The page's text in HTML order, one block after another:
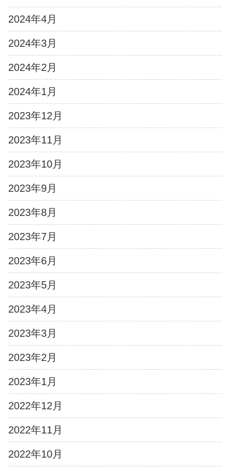
2024年4月
2024年3月
2024年2月
2024年1月
2023年12月
2023年11月
2023年10月
2023年9月
2023年8月
2023年7月
2023年6月
2023年5月
2023年4月
2023年3月
2023年2月
2023年1月
2022年12月
2022年11月
2022年10月